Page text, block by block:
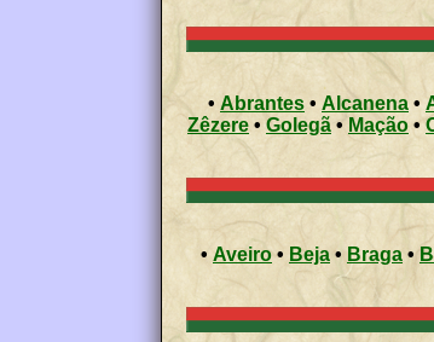
• Abrantes • Alcanena •
Zêzere •Golegã • Mação •
• Aveiro• Beja • Braga •